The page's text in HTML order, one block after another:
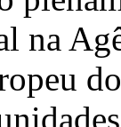
na